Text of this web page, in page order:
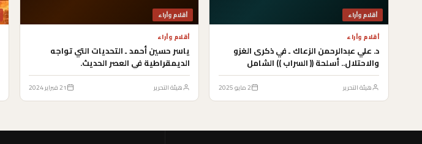
أقلام وأراء
أقلام وأراء
د. علي عبدالرحمن الزعاك ـ في ذكرى الغزو
والاحتلال.. أسلحة (( السراب )) الشامل
هيئة التحرير 2 مايو 2025
أقلام وأراء
أقلام وأراء
ياسر حسين أحمد ـ التحديات التي تواجه
الديمقراطية في العصر الحديث.
هيئة التحرير 21 فبراير 2024